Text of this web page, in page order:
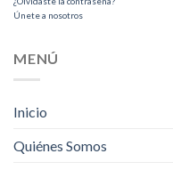
Únete a nosotros
MENÚ
Inicio
Quiénes Somos